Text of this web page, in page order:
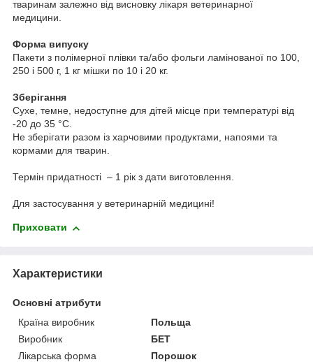
тваринам залежно від висновку лікаря ветеринарної
медицини.
Форма випуску
Пакети з полімерної плівки та/або фольги ламінованої по 100,
250 і 500 г, 1 кг мішки по 10 і 20 кг.
Зберігання
Сухе, темне, недоступне для дітей місце при температурі від
-20 до 35 °С.
Не зберігати разом із харчовими продуктами, напоями та
кормами для тварин.
Термін придатності – 1 рік з дати виготовлення.
Для застосування у ветеринарній медицині!
Приховати
Характеристики
Основні атрибути
Країна виробник
Польща
Виробник
БЕТ
Лікарська форма
Порошок